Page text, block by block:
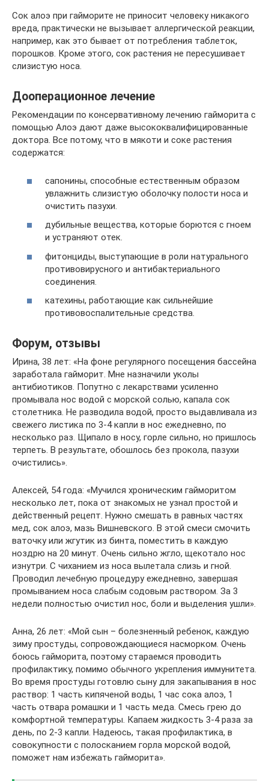
Сок алоэ при гайморите не приносит человеку никакого
вреда, практически не вызывает аллергической реакции,
например, как это бывает от потребления таблеток,
порошков. Кроме этого, сок растения не пересушивает
слизистую носа.
Дооперационное лечение
Рекомендации по консервативному лечению гайморита с
помощью Алоэ дают даже высококвалифицированные
доктора. Все потому, что в мякоти и соке растения
содержатся:
сапонины, способные естественным образом
увлажнить слизистую оболочку полости носа и
очистить пазухи.
дубильные вещества, которые борются с гноем
и устраняют отек.
фитонциды, выступающие в роли натурального
противовирусного и антибактериального
соединения.
катехины, работающие как сильнейшие
противовоспалительные средства.
Форум, отзывы
Ирина, 38 лет: «На фоне регулярного посещения бассейна
заработала гайморит. Мне назначили уколы
антибиотиков. Попутно с лекарствами усиленно
промывала нос водой с морской солью, капала сок
столетника. Не разводила водой, просто выдавливала из
свежего листика по 3-4 капли в нос ежедневно, по
несколько раз. Щипало в носу, горле сильно, но пришлось
терпеть. В результате, обошлось без прокола, пазухи
очистились».
Алексей, 54 года: «Мучился хроническим гайморитом
несколько лет, пока от знакомых не узнал простой и
действенный рецепт. Нужно смешать в равных частях
мед, сок алоэ, мазь Вишневского. В этой смеси смочить
ваточку или жгутик из бинта, поместить в каждую
ноздрю на 20 минут. Очень сильно жгло, щекотало нос
изнутри. С чиханием из носа вылетала слизь и гной.
Проводил лечебную процедуру ежедневно, завершая
промыванием носа слабым содовым раствором. За 3
недели полностью очистил нос, боли и выделения ушли».
Анна, 26 лет: «Мой сын – болезненный ребенок, каждую
зиму простуды, сопровождающиеся насморком. Очень
боюсь гайморита, поэтому стараемся проводить
профилактику, помимо обычного укрепления иммунитета.
Во время простуды готовлю сыну для закапывания в нос
раствор: 1 часть кипяченой воды, 1 час сока алоэ, 1
часть отвара ромашки и 1 часть меда. Смесь грею до
комфортной температуры. Капаем жидкость 3-4 раза за
день, по 2-3 капли. Надеюсь, такая профилактика, в
совокупности с полосканием горла морской водой,
поможет нам избежать гайморита».